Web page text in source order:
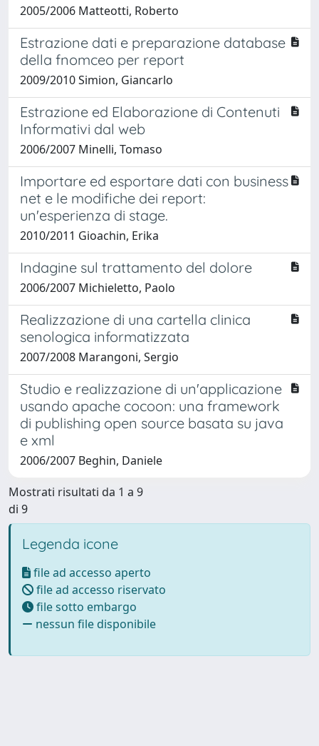
2005/2006 Matteotti, Roberto
Estrazione dati e preparazione database
della fnomceo per report
2009/2010 Simion, Giancarlo
Estrazione ed Elaborazione di Contenuti
Informativi dal web
2006/2007 Minelli, Tomaso
Importare ed esportare dati con business
net e le modifiche dei report:
un'esperienza di stage.
2010/2011 Gioachin, Erika
Indagine sul trattamento del dolore
2006/2007 Michieletto, Paolo
Realizzazione di una cartella clinica
senologica informatizzata
2007/2008 Marangoni, Sergio
Studio e realizzazione di un'applicazione
usando apache cocoon: una framework
di publishing open source basata su java
e xml
2006/2007 Beghin, Daniele
Mostrati risultati da 1 a 9
di 9
Legenda icone
file ad accesso aperto
file ad accesso riservato
file sotto embargo
nessun file disponibile